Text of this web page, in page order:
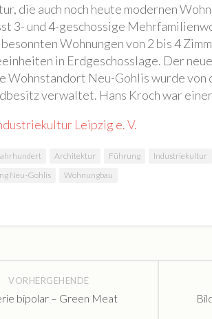
2023
2020
Sommerfest 2020
„Blue Quarantine Station IV“
2019
Turnier Boule
die auch noch heute modernen
3- und 4-geschossige
Wohnungen von 2 bis 4
in Erdgeschosslage. Der
Wohnstandort Neu-Gohlis wurde von
verwaltet. Hans Kroch war
Leipzig e. V.
Architektur Führung
Industriekultur
Neu-Gohlis
Wohnungbau
VORHERGEHENDE
bipolar – Green Meat